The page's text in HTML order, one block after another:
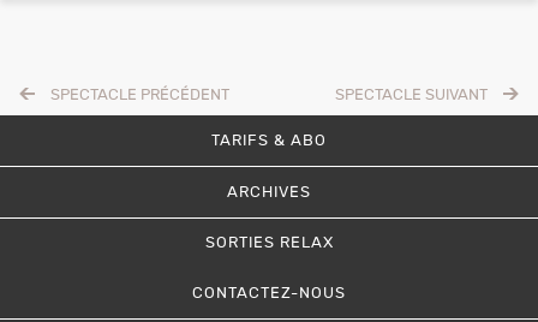
SPECTACLE SUIVANT
SPECTACLE PRÉCÉDENT
TARIFS & ABO
ARCHIVES
SORTIES RELAX
CONTACTEZ-NOUS